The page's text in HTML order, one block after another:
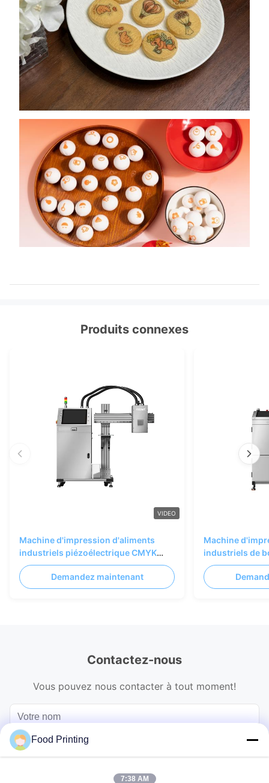
Produits connexes
VIDEO
Machine d'impression d'aliments
industriels piézoélectrique CMYK
pleine couleur 75m/min
Demandez maintenant
Machine
industriels de
unique Image
600*1200dpi
Contactez-nous
Vous pouvez nous contacter à tout moment!
Food Printing
7:38 AM